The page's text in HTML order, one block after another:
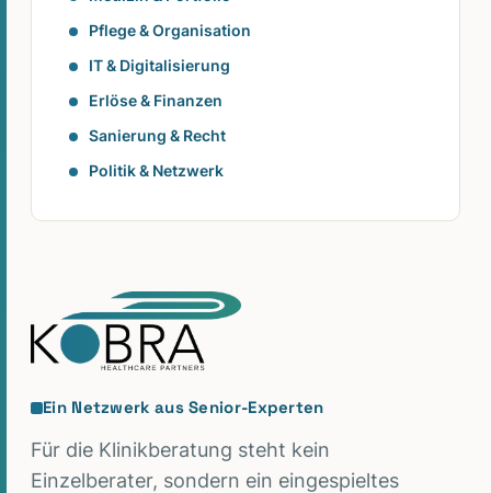
Pflege & Organisation
IT & Digitalisierung
Erlöse & Finanzen
Sanierung & Recht
Politik & Netzwerk
Ein Netzwerk aus Senior-Experten
Für die Klinikberatung steht kein
Einzelberater, sondern ein eingespieltes